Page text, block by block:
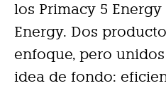
los Primacy 5
Energy. Dos
enfoque, pero
idea de fondo: